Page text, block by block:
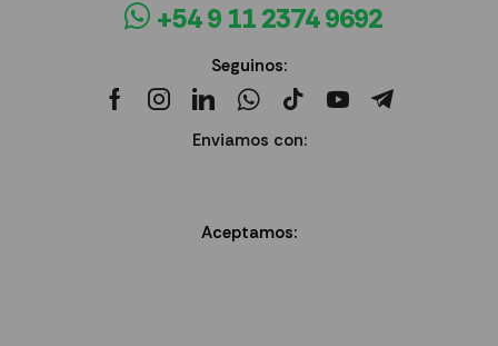
+54 9 11 2374 9692
Seguinos:
Enviamos con:
Aceptamos: